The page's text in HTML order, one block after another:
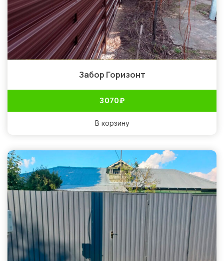
Забор Горизонт
3 070₽
В корзину